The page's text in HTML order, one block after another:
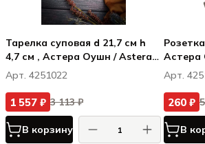
Тарелка суповая d 21,7 см h
4,7 см , Астера Оушн / Astera
Ocean
Арт. 4251022
1 557 ₽ 3 113 ₽
В корзину
Астера
Арт.
260 ₽
В